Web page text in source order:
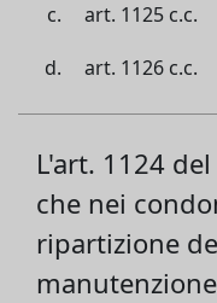
art. 1125 c.c.
art. 1126 c.c.
L'art. 1124
che nei
ripartizione